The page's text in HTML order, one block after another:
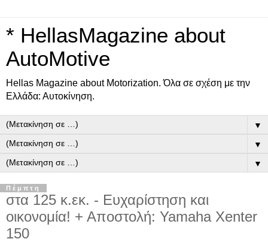
* HellasMagazine about
AutoMotive
Ηellas Μagazine about Motorization. Όλα σε σχέση με την
Ελλάδα: Αυτοκίνηση.
▼
▼
▼
Πέμπτη
στα 125 κ.εκ. - Ευχαρίστηση και
οικονομία! + Αποστολή: Yamaha Xenter
150